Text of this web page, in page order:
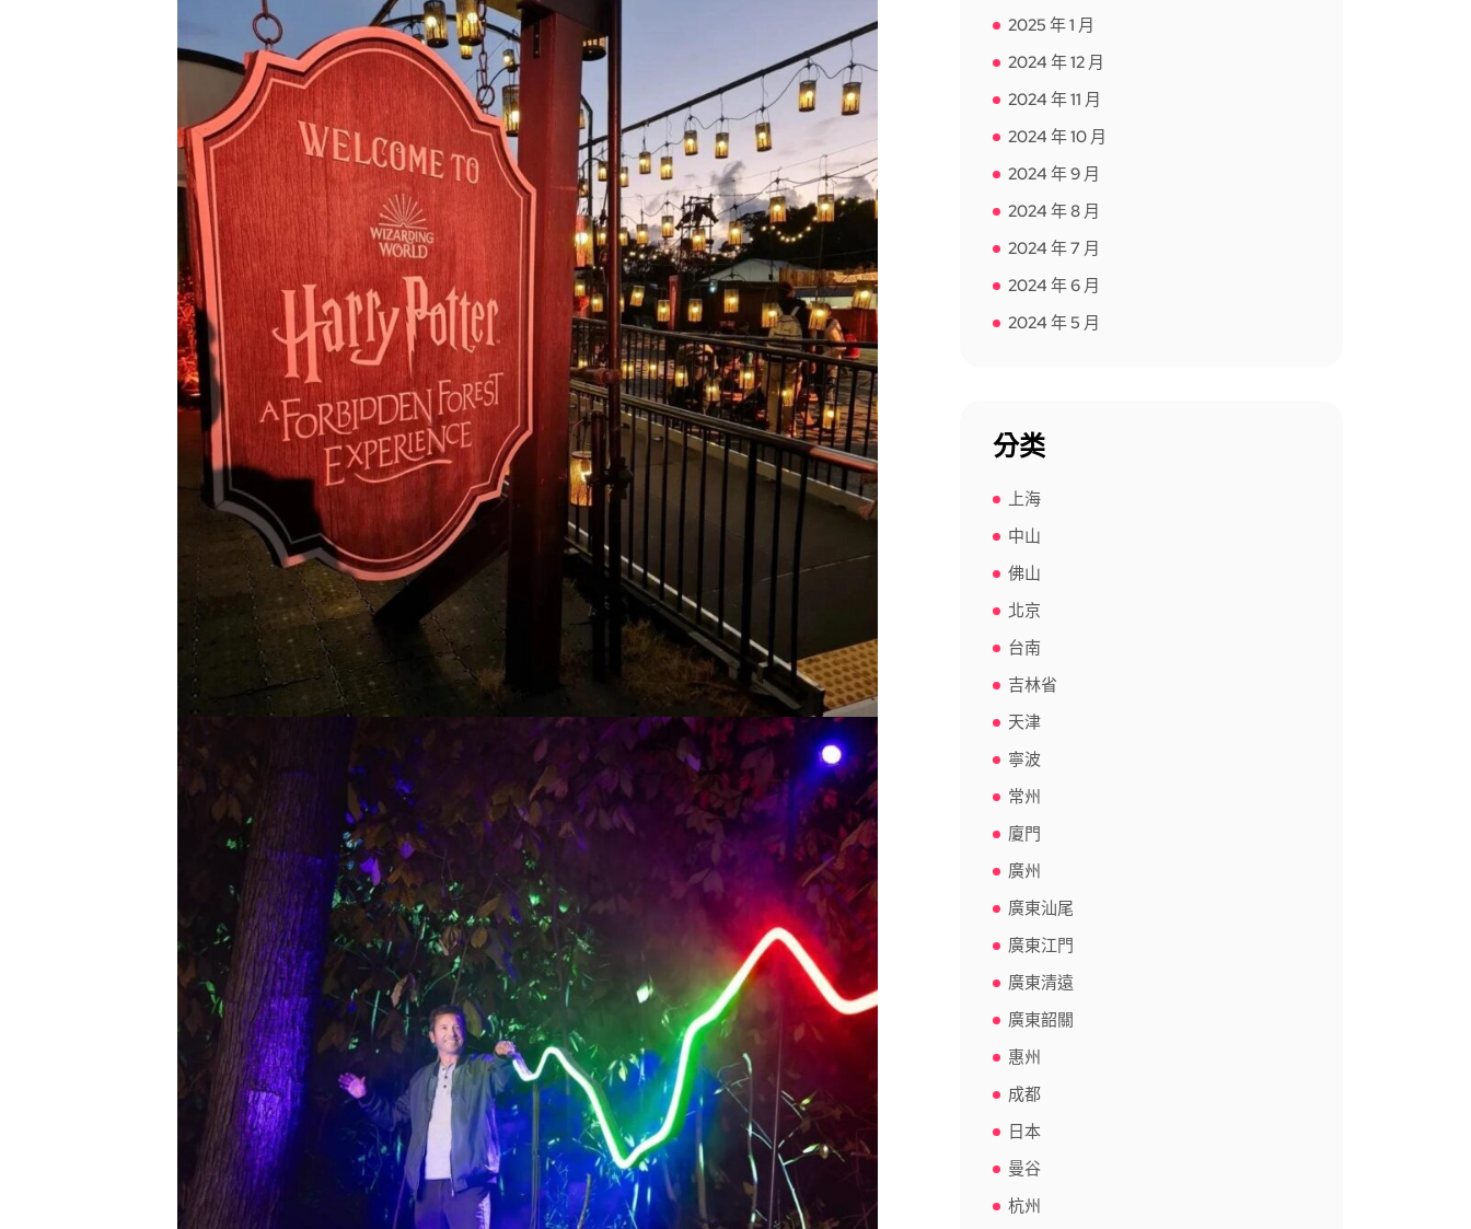
2025 年 1 月
2024 年 12 月
2024 年 11 月
2024 年 10 月
2024 年 9 月
2024 年 8 月
2024 年 7 月
2024 年 6 月
2024 年 5 月
分类
上海
中山
佛山
北京
台南
吉林省
天津
寧波
常州
廈門
廣州
廣東汕尾
廣東江門
廣東清遠
廣東韶關
惠州
成都
日本
曼谷
杭州